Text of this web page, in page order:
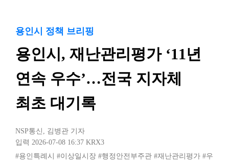
용인시 정책 브리핑
용인시, 재난관리평가 ‘11년
연속 우수’…전국 지자체
최초 대기록
NSP통신 , 김병관 기자
입력 2026-07-08 16:37 KRX3
#용인특례시
#이상일시장 #행정안전부주관 #재난관리평가 #우